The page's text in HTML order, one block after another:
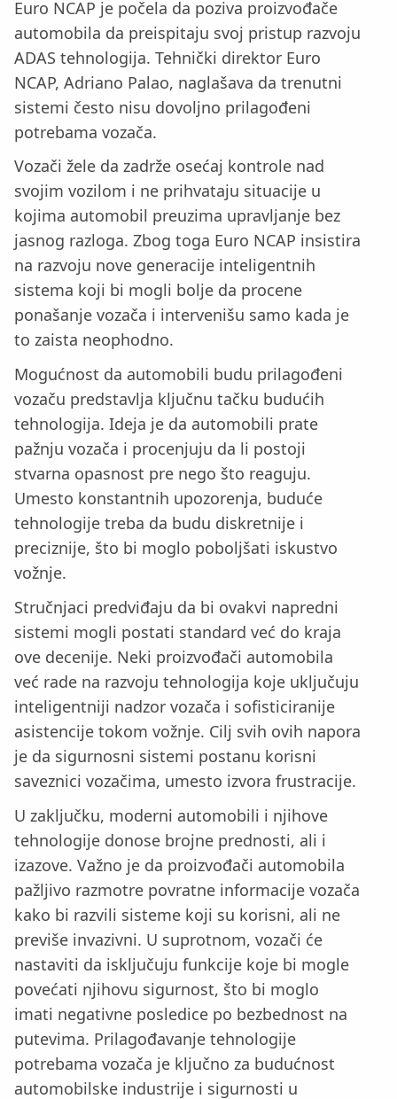
Euro NCAP je počela da poziva proizvođače
automobila da preispitaju svoj pristup razvoju
ADAS tehnologija. Tehnički direktor Euro
NCAP, Adriano Palao, naglašava da trenutni
sistemi često nisu dovoljno prilagođeni
potrebama vozača.
Vozači žele da zadrže osećaj kontrole nad
svojim vozilom i ne prihvataju situacije u
kojima automobil preuzima upravljanje bez
jasnog razloga. Zbog toga Euro NCAP insistira
na razvoju nove generacije inteligentnih
sistema koji bi mogli bolje da procene
ponašanje vozača i intervenišu samo kada je
to zaista neophodno.
Mogućnost da automobili budu prilagođeni
vozaču predstavlja ključnu tačku budućih
tehnologija. Ideja je da automobili prate
pažnju vozača i procenjuju da li postoji
stvarna opasnost pre nego što reaguju.
Umesto konstantnih upozorenja, buduće
tehnologije treba da budu diskretnije i
preciznije, što bi moglo poboljšati iskustvo
vožnje.
Stručnjaci predviđaju da bi ovakvi napredni
sistemi mogli postati standard već do kraja
ove decenije. Neki proizvođači automobila
već rade na razvoju tehnologija koje uključuju
inteligentniji nadzor vozača i sofisticiranije
asistencije tokom vožnje. Cilj svih ovih napora
je da sigurnosni sistemi postanu korisni
saveznici vozačima, umesto izvora frustracije.
U zaključku, moderni automobili i njihove
tehnologije donose brojne prednosti, ali i
izazove. Važno je da proizvođači automobila
pažljivo razmotre povratne informacije vozača
kako bi razvili sisteme koji su korisni, ali ne
previše invazivni. U suprotnom, vozači će
nastaviti da isključuju funkcije koje bi mogle
povećati njihovu sigurnost, što bi moglo
imati negativne posledice po bezbednost na
putevima. Prilagođavanje tehnologije
potrebama vozača je ključno za budućnost
automobilske industrije i sigurnosti u